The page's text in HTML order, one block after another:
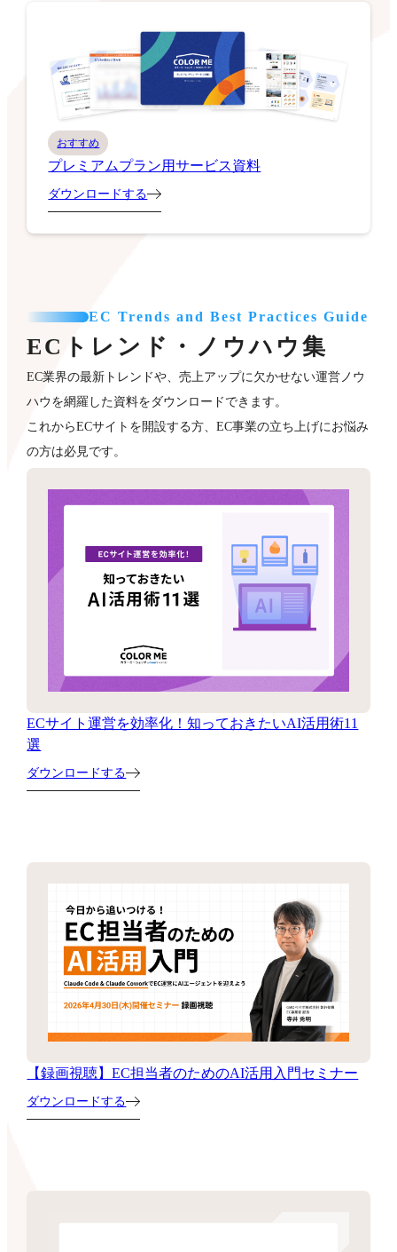
おすすめ
プレミアムプラン用サービス資料
ダウンロードする
EC Trends and Best Practices Guide
ECトレンド・ノウハウ集
EC業界の最新トレンドや、売上アップに欠かせない運営ノウ
ハウを網羅した資料をダウンロードできます。
これからECサイトを開設する方、EC事業の立ち上げにお悩み
の方は必見です。
ECサイト運営を効率化！知っておきたいAI活用術11
選
ダウンロードする
【録画視聴】EC担当者のためのAI活用入門セミナー
ダウンロードする